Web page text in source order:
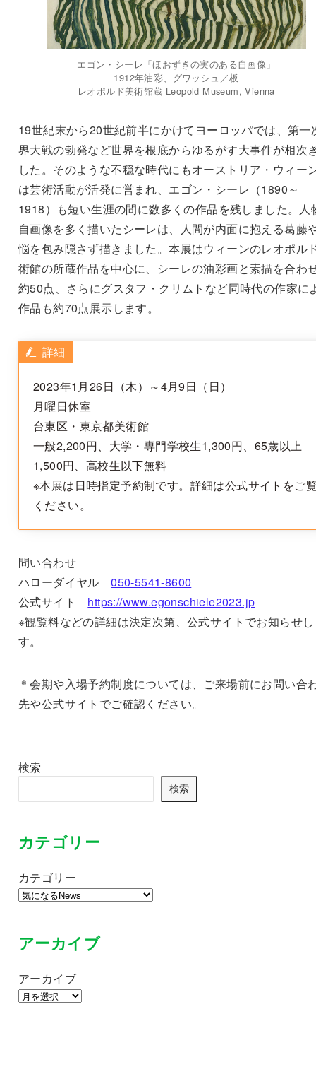
エゴン・シーレ「ほおずきの実のある自画像」
1912年油彩、グワッシュ／板
レオポルド美術館蔵 Leopold Museum, Vienna
19世紀末から20世紀前半にかけてヨーロッパでは、第一
界大戦の勃発など世界を根底からゆるがす大事件が相次
した。そのような不穏な時代にもオーストリア・ウィー
は芸術活動が活発に営まれ、エゴン・シーレ（1890～
1918）も短い生涯の間に数多くの作品を残しました。人
自画像を多く描いたシーレは、人間が内面に抱える葛藤
悩を包み隠さず描きました。本展はウィーンのレオポル
術館の所蔵作品を中心に、シーレの油彩画と素描を合わ
約50点、さらにグスタフ・クリムトなど同時代の作家に
作品も約70点展示します。
詳細
2023年1月26日（木）～4月9日（日）
月曜日休室
台東区・東京都美術館
一般2,200円、大学・専門学校生1,300円、65歳以上
1,500円、高校生以下無料
※本展は日時指定予約制です。詳細は公式サイトをご
ください。
問い合わせ
ハローダイヤル050-5541-8600
公式サイト https://www.egonschiele2023.jp
※観覧料などの詳細は決定次第、公式サイトでお知らせ
す。
＊会期や入場予約制度については、ご来場前にお問い合
先や公式サイトでご確認ください。
検索
検索
カテゴリー
カテゴリー
アーカイブ
アーカイブ